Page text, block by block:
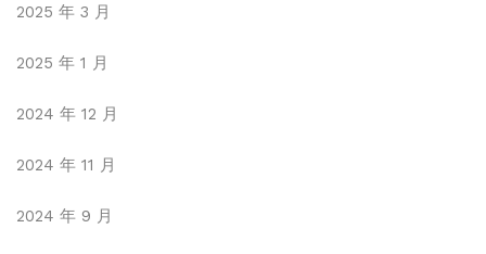
2025 年 3 月
2025 年 1 月
2024 年 12 月
2024 年 11 月
2024 年 9 月